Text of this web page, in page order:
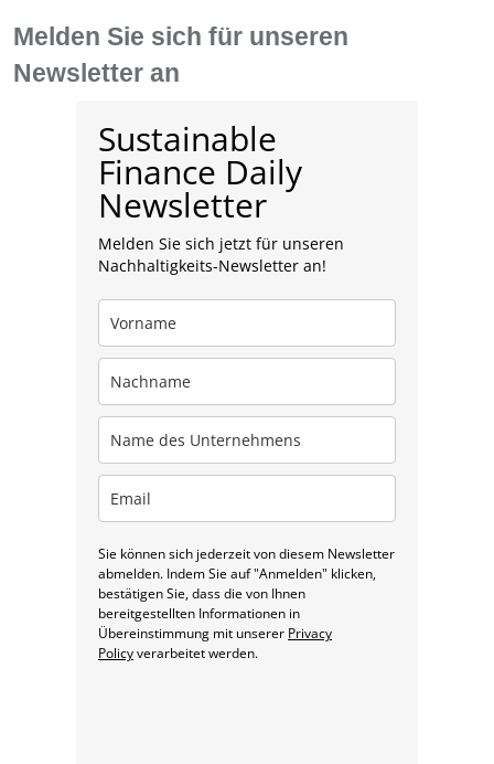
Melden Sie sich für unseren
Newsletter an
Sustainable
Finance Daily
Newsletter
Melden Sie sich jetzt für unseren
Nachhaltigkeits-Newsletter an!
Sie können sich jederzeit von diesem Newsletter
abmelden. Indem Sie auf "Anmelden" klicken,
bestätigen Sie, dass die von Ihnen
bereitgestellten Informationen in
Übereinstimmung mit unserer Privacy
Policyverarbeitet werden.